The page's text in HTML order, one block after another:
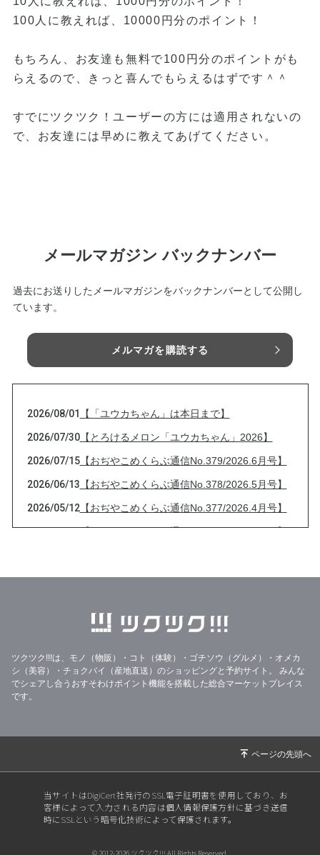
100人に教えれば、10000円分のポイント！
もちろん、お友達も無料で100円分のポイントがも
らえるので、きっと喜んでもらえるはずです＾＾
すでにツクツク！ユーザーの方には適用されないの
で、お友達には早めに教えてあげてください。
メールマガジン バックナンバー
過去にお送りしたメールマガジンをバックナンバーとして公開し
ています。
メルマガを購読する
2026/08/01 【「ユウカちゃん」は本日まで】
2026/07/30【とろけるメロン「ユウカちゃん」2026】
2026/07/15【おぢやこめくらぶ通信No.379/2026.6月号】
2026/06/13 【おぢやこめくらぶ通信No.378/2026.5月号】
2026/05/12【おぢやこめくらぶ通信No.377/2026.4月号】
2026/04/13【おぢやこめくらぶ通信No.376/2026.3月号】
2026/02/08大雪と【おぢやこめくらぶ通信No.374/2026.1
33%OFF美味しいりんごジュースのフードレス
キュー
2026/01/14【2026年特別セット】
2025/12/31年末年始の営業と【おぢやこめくらぶ通信No.3
【御歳暮受付中】
2025/10/30 【20205稲刈り完了!】
ツクツク!!!は、モノ（物販）・コト（体験）・ゴチソウ（グルメ）・オメカ
シ（美容）・チョクバイ（産地直送）のショッピングと予約サイト。
みんな
でシェアし合うおすそわけポイント機能を搭載した総合マーケットプレイス
です。
当サイトはDigiCert社発行のSSL電子証明書を使用しており、お
客様によって入力される内容は個人情報保護方針に基づき送信
時にSSLという暗号化技術によって保護されます。
© 2012-2026 ツクツク!!! All Rights Reserved.